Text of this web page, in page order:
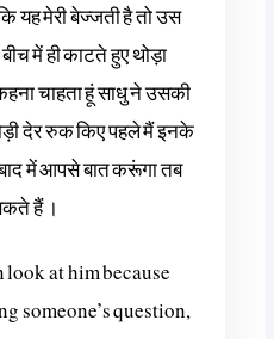
यह मेरी बेज्जती है तो उस
में ही काटते हुए थोड़ा
चाहता हूं साधु ने उसकी
देर रुक किए पहले मैं इनके
में आपसे बात करूंगा तब
हैं ।
at him because
someone’s question,